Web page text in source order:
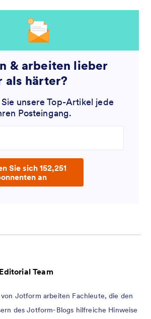
& arbeiten lieber
als härter?
unsere Top-Artikel jede
Posteingang.
Sie sich 152,251
an
Team
Jotform arbeiten Fachleute, die den
des Jotform-Blogs hilfreiche Hinweise